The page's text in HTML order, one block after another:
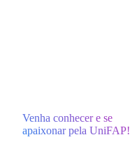
Venha conhecer e se
apaixonar pela UniFAP!